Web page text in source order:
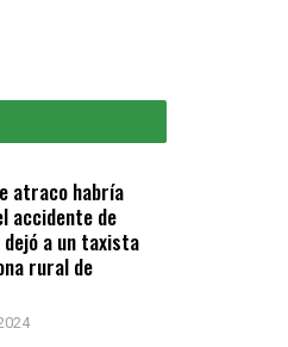
atraco habría
accidente de
a un taxista
rural de